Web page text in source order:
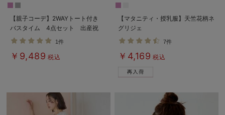
【親子コーデ】2WAYトート付き
バスタイム 4点セット 出産祝
い マタニティ・産後
1件
￥9,489 税込
【マタニティ・授乳服】天竺花柄ネ
グリジェ
7件
￥4,169 税込